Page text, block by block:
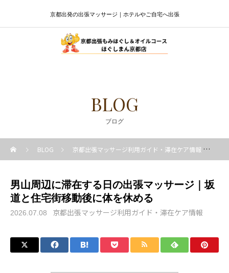
京都出発の出張マッサージ｜ホテルやご自宅へ出張
BLOG
ブログ
BLOG 京都出張マッサージ利用ガイド・滞在ケア情報
男山周辺に滞在する日の出張マッサージ｜坂
道と住宅街移動後に体を休める
2026.07.08 京都出張マッサージ利用ガイド・滞在ケア情報